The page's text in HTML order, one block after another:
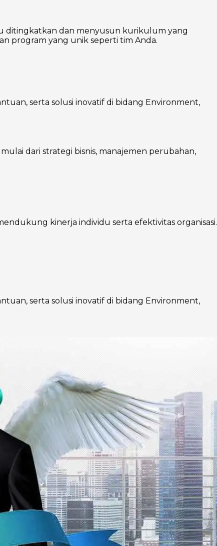
ditingkatkan dan menyusun kurikulum yang
program yang unik seperti tim Anda.
serta solusi inovatif di bidang Environment,
dari strategi bisnis, manajemen perubahan,
kinerja individu serta efektivitas organisasi.
serta solusi inovatif di bidang Environment,